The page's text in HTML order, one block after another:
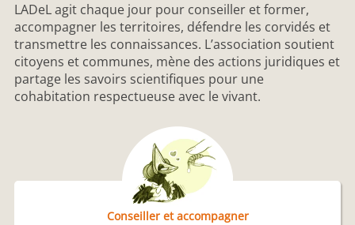
LADeL agit chaque jour pour conseiller et former,
accompagner les territoires, défendre les corvidés et
transmettre les connaissances. L’association soutient
citoyens et communes, mène des actions juridiques et
partage les savoirs scientifiques pour une
cohabitation respectueuse avec le vivant.
Conseiller et accompagner